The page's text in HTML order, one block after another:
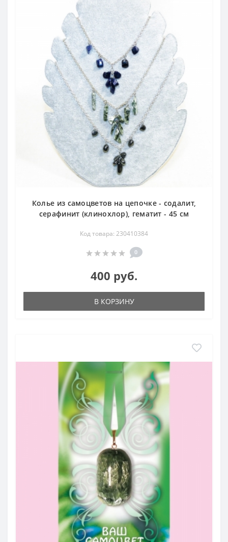
Колье из самоцветов на цепочке - содалит,
серафинит (клинохлор), гематит - 45 см
Код товара: 230410384
0
400 руб.
В КОРЗИНУ